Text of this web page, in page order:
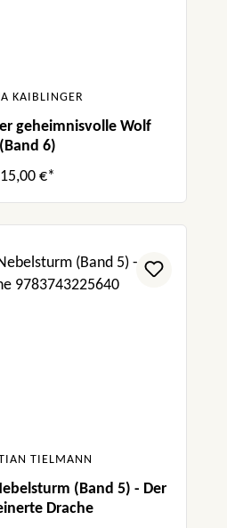
KAIBLINGER
geheimnisvolle Wolf
(Band 6)
15,00 €*
TIELMANN
(Band 5) - Der
Drache